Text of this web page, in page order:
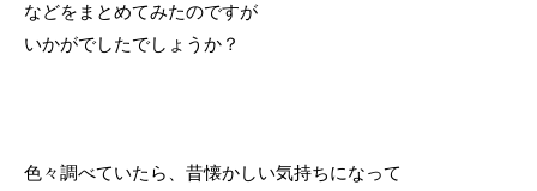
などをまとめてみたのですが
いかがでしたでしょうか？
色々調べていたら、昔懐かしい気持ちになって